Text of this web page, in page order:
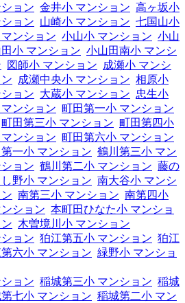
ョン 金井小 マンション 高ヶ坂小
ョン 山崎小 マンション 七国山小
ンション 小山小 マンション 小山
小 マンション 小山田南小 マンシ
図師小 マンション
成瀬小 マンシ
成瀬中央小 マンション 相原小
ョン 大蔵小 マンション 忠生小
ンション 町田第一小 マンション
町田第三小 マンション 町田第四小
ンション 町田第六小 マンション
一小 マンション 鶴川第三小 マン
ョン 鶴川第二小 マンション 藤の
野小 マンション 南大谷小 マンシ
南第三小 マンション 南第四小
ション 本町田ひなた小 マンショ
木曽境川小 マンション
ョン 狛江第五小 マンション 狛江
六小 マンション 緑野小 マンショ
ョン 稲城第三小 マンション 稲城
七小 マンション 稲城第二小 マン